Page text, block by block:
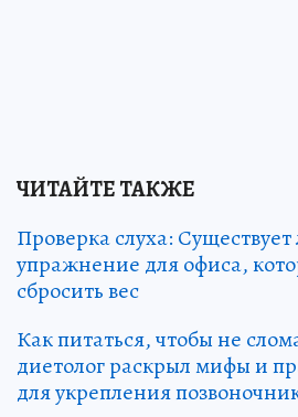
ЧИТАЙТЕ ТАКЖЕ
Проверка слуха:
упражнение для офиса,
сбросить вес
Как питаться, чтобы не
диетолог раскрыл мифы и
для укрепления